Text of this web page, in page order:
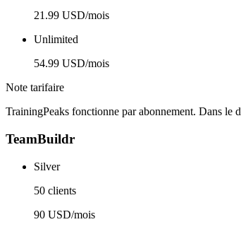
21.99 USD/mois
Unlimited
54.99 USD/mois
Note tarifaire
TrainingPeaks fonctionne par abonnement. Dans le
TeamBuildr
Silver
50 clients
90 USD/mois